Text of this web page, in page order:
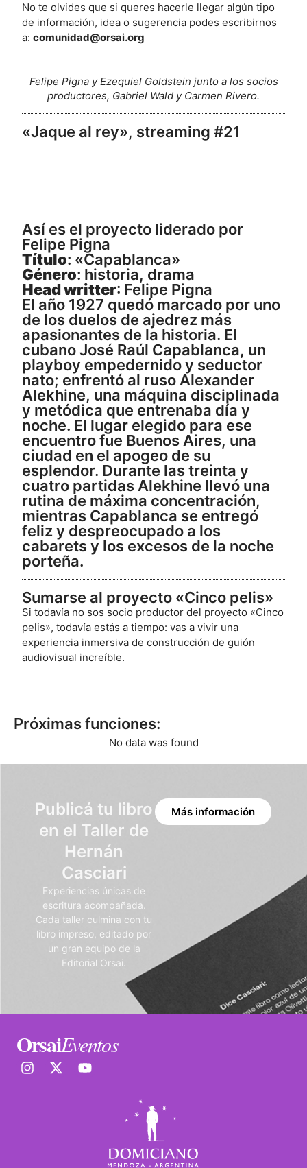
No te olvides que si queres hacerle llegar algún tipo
de información, idea o sugerencia podes escribirnos
a:comunidad@orsai.org
Felipe Pigna y Ezequiel Goldstein junto a los socios
productores, Gabriel Wald y Carmen Rivero.
«Jaque al rey», streaming #21
Así es el proyecto liderado por
Felipe Pigna
Título: «Capablanca»
Género: historia, drama
Head writter: Felipe Pigna
El año 1927 quedó marcado por uno
de los duelos de ajedrez más
apasionantes de la historia. El
cubano José Raúl Capablanca, un
playboy empedernido y seductor
nato; enfrentó al ruso Alexander
Alekhine, una máquina disciplinada
y metódica que entrenaba día y
noche. El lugar elegido para ese
encuentro fue Buenos Aires, una
ciudad en el apogeo de su
esplendor. Durante las treinta y
cuatro partidas Alekhine llevó una
rutina de máxima concentración,
mientras Capablanca se entregó
feliz y despreocupado a los
cabarets y los excesos de la noche
porteña.
Sumarse al proyecto «Cinco pelis»
Si todavía no sos socio productor del proyecto «Cinco
pelis», todavía estás a tiempo: vas a vivir una
experiencia inmersiva de construcción de guión
audiovisual increíble.
Próximas funciones:
No data was found
Publicá tu libro
en el Taller de
Hernán
Casciari
Experiencias únicas de
escritura acompañada.
Cada taller culmina con tu
libro impreso, editado por
un gran equipo de la
Editorial Orsai.
Más información
OrsaiEventos